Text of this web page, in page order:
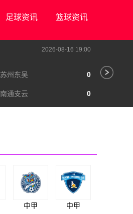
足球资讯 篮球资讯
2026-08-16 19:00
苏州东吴 0
南通支云 0
中甲 中甲